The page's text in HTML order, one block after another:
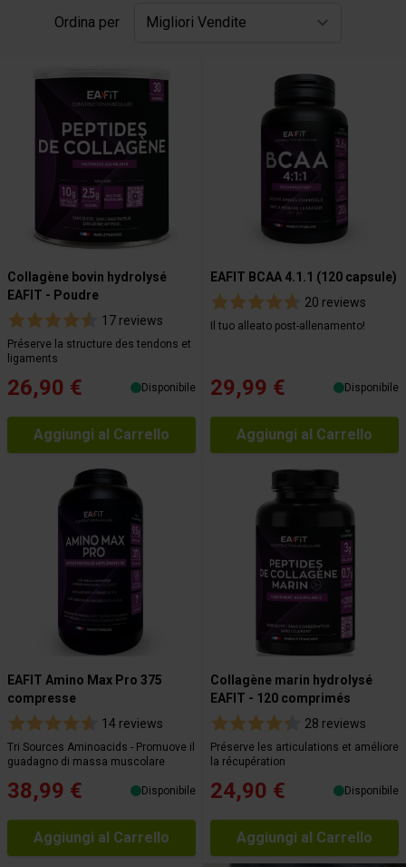
Ordina per
Collagène bovin hydrolysé
EAFIT - Poudre
17 reviews
Préserve la structure des tendons et
ligaments
26,90 € Disponibile
Aggiungi al Carrello
EAFIT BCAA 4.1.1 (120 capsule)
20 reviews
Il tuo alleato post-allenamento!
29,99 € Disponibile
Aggiungi al Carrello
EAFIT Amino Max Pro 375
compresse
14 reviews
Tri Sources Aminoacids - Promuove il
guadagno di massa muscolare
38,99 € Disponibile
Aggiungi al Carrello
Collagène marin hydrolysé
EAFIT - 120 comprimés
28 reviews
Préserve les articulations et améliore
la récupération
24,90 € Disponibile
Aggiungi al Carrello